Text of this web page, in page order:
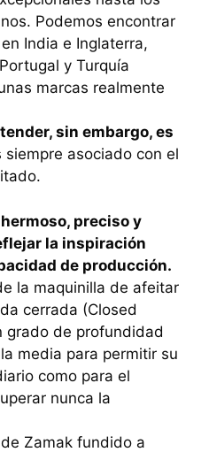
Podemos encontrar
India e Inglaterra,
y Turquía
marcas realmente
sin embargo, es
siempre asociado con el
preciso y
la inspiración
de producción.
la maquinilla de afeitar
cerrada (Closed
grado de profundidad
media para permitir su
como para el
nunca la
Zamak fundido a